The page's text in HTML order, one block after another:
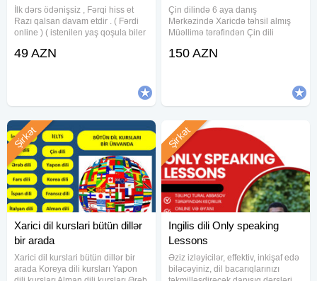
İlk dərs ödənişsiz , Fərqi hiss et
Razı qalsan davam etdir . ( Fərdi
online ) ( istenilen yaş qoşula biler
Əzbər qaydalar yox, praktik
49 AZN
Çin dilində 6 aya danış
Mərkəzində Xaricdə təhsil almış
Müəllimə tərəfindən Çin dili
muellime terefinden keçirilen
150 AZN
Xarici dil kurslari bütün dillər
bir arada
Xarici dil kurslari bütün dillər bir
arada Koreya dili kursları Yapon
Şirkət
Ingilis dili Only speaking
Lessons
Əziz izləyicilər, effektiv, inkişaf edə
biləcəyiniz, dil bacarıqlarınızı
Şirkət